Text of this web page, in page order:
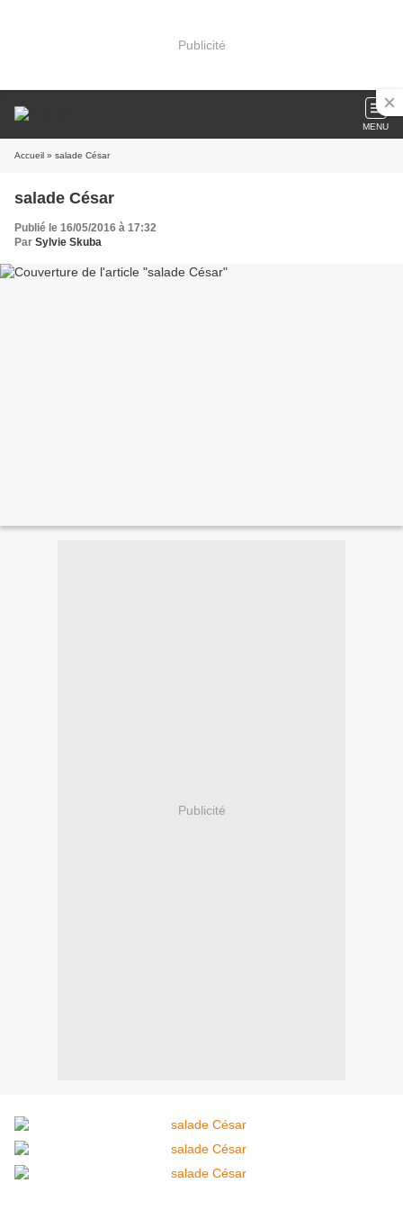
Publicité
MENU
Accueil » salade César
salade César
Publié le 16/05/2016 à 17:32
Par Sylvie Skuba
Publicité